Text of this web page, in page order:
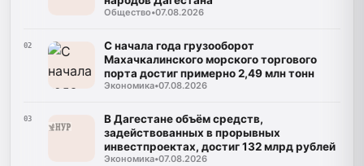
Общество•07.08.2026
02
С начала года грузооборот
Махачкалинского морского торгового
порта достиг примерно 2,49 млн тонн
Экономика•07.08.2026
03
В Дагестане объём средств,
задействованных в прорывных
инвестпроектах, достиг 132 млрд рублей
Экономика•07.08.2026